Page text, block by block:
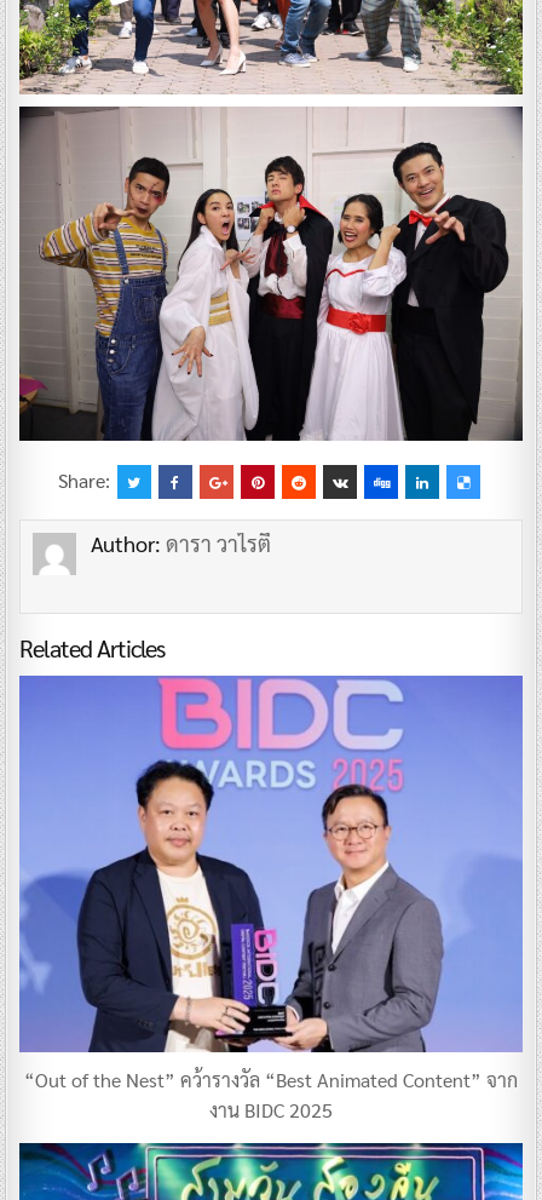
Share:
Author: ดารา วาไรตี้
Related Articles
“Out of the Nest” คว้ารางวัล “Best Animated Content” จาก
งาน BIDC 2025